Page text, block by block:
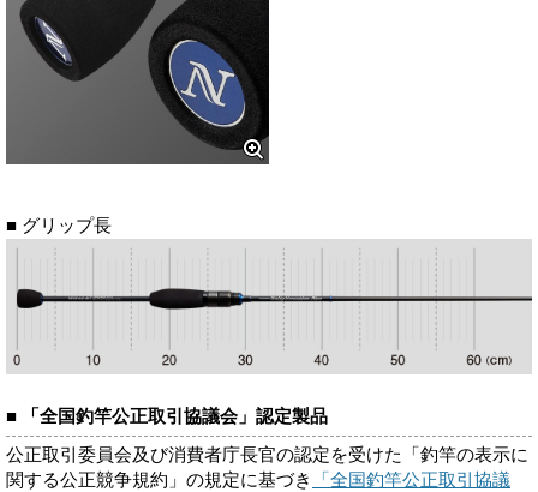
■ グリップ長
■ 「全国釣竿公正取引協議会」認定製品
公正取引委員会及び消費者庁長官の認定を受けた「釣竿の表示に
関する公正競争規約」の規定に基づき
「全国釣竿公正取引協議